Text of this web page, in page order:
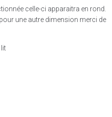
celle-ci apparaitra en rond.
une autre dimension merci de